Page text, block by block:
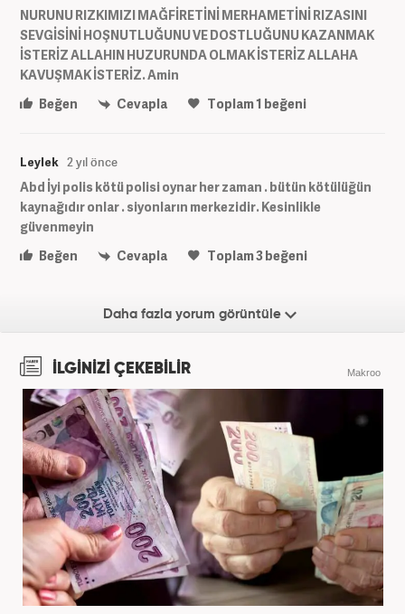
NURUNU RIZKIMIZI MAĞFİRETİNİ MERHAMETİNİ RIZASINI
SEVGİSİNİ HOŞNUTLUĞUNU VE DOSTLUĞUNU KAZANMAK
İSTERİZ ALLAHIN HUZURUNDA OLMAK İSTERİZ ALLAHA
KAVUŞMAK İSTERİZ. Amin
Beğen
Cevapla Toplam1 beğeni
Leylek 2 yıl önce
Abd İyi polis kötü polisi oynar her zaman . bütün kötülüğün
kaynağıdır onlar . siyonların merkezidir. Kesinlikle
güvenmeyin
Beğen
Cevapla Toplam3beğeni
Daha fazla yorum görüntüle
İLGİNİZİ ÇEKEBİLİR Makroo